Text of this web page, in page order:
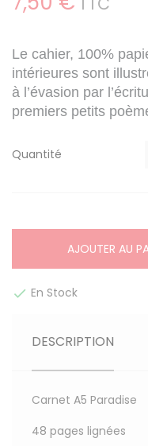
Le cahier, 100%
intérieures sont
à l’évasion par
premiers petits
Quantité
AJOUTER AU
 En Stock
DESCRIPTION
Carnet A5 Paradise
48 pages lignées